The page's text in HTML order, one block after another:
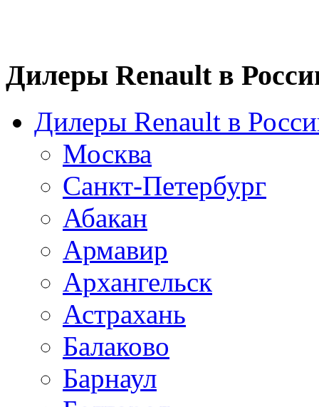
Дилеры Renault в
Дилеры Renault в
Москва
Санкт-Петербург
Абакан
Армавир
Архангельск
Астрахань
Балаково
Барнаул